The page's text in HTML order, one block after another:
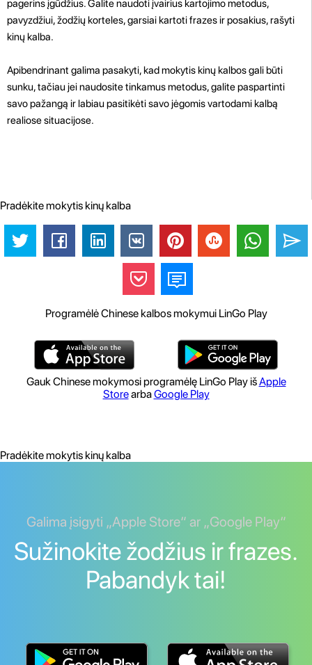
pagerins įgūdžius. Galite naudoti įvairius kartojimo metodus,
pavyzdžiui, žodžių korteles, garsiai kartoti frazes ir posakius, rašyti
kinų kalba.
Apibendrinant galima pasakyti, kad mokytis kinų kalbos gali būti
sunku, tačiau jei naudosite tinkamus metodus, galite paspartinti
savo pažangą ir labiau pasitikėti savo jėgomis vartodami kalbą
realiose situacijose.
Pradėkite mokytis kinų kalba
Programėlė Chinese kalbos mokymui LinGo Play
Gauk Chinese mokymosi programėlę LinGo Play išApple
StorearbaGoogle Play
Pradėkite mokytis kinų kalba
Galima įsigyti „Apple Store“ ar „Google Play“
Sužinokite žodžius ir frazes.
Pabandyk tai!